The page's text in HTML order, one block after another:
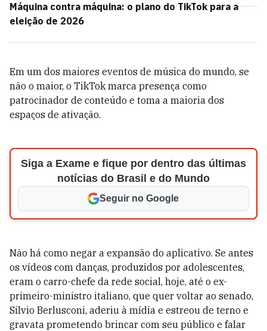
Máquina contra máquina: o plano do TikTok para a
eleição de 2026
Em um dos maiores eventos de música do mundo, se
não o maior, o TikTok marca presença como
patrocinador de conteúdo e toma a maioria dos
espaços de ativação.
Siga a Exame e fique por dentro das últimas
notícias do Brasil e do Mundo
Seguir no Google
Não há como negar a expansão do aplicativo. Se antes
os vídeos com danças, produzidos por adolescentes,
eram o carro-chefe da rede social, hoje, até o ex-
primeiro-ministro italiano, que quer voltar ao senado,
Silvio Berlusconi, aderiu à mídia e estreou de terno e
gravata prometendo brincar com seu público e falar